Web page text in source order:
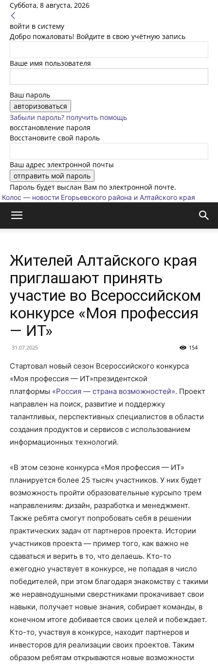
Суббота, 8 августа, 2026
войти в систему
Добро пожаловать! Войдите в свою учётную запись
Ваше имя пользователя
Ваш пароль
Забыли пароль? получить помощь
восстановление пароля
Восстановите свой пароль
Ваш адрес электронной почты
Пароль будет выслан Вам по электронной почте.
Колос — новости Егорьевского района и Алтайского края
Жителей Алтайского края
приглашают принять
участие во Всероссийском
конкурсе «Моя профессия
— ИТ»
31.07.2025 154
Стартовал новый сезон Всероссийского конкурса
«Моя профессия — ИТ»президентской
платформы «Россия — страна возможностей». Проект
направлен на поиск, развитие и поддержку
талантливых, перспективных специалистов в области
создания продуктов и сервисов с использованием
информационных технологий.
«В этом сезоне конкурса «Моя профессия — ИТ»
планируется более 25 тысяч участников. У них будет
возможность пройти образовательные курсыпо трем
направлениям: дизайн, разработка и менеджмент.
Также ребята смогут попробовать себя в решении
практических задач от партнеров проекта. Истории
участников проекта — пример того, как важно не
сдаваться и верить в то, что делаешь. Кто-то
ежегодно участвует в конкурсе, не попадая в число
победителей, при этом благодаря знакомству с такими
же неравнодушными сверстниками прокачивает свои
навыки, получает новые знания, собирает команды, в
конечном итоге добивается своих целей и побеждает.
Кто-то, участвуя в конкурсе, находит партнеров и
инвесторов для реализации своих проектов. Таким
образом ребятам открываются новые возможности